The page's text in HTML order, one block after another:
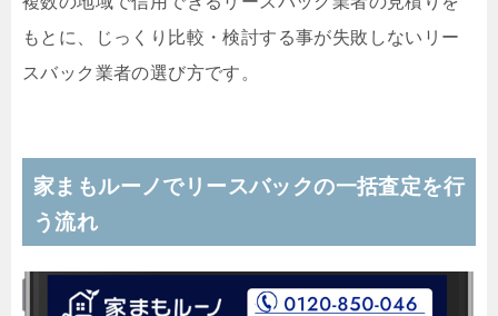
もとに、じっくり比較・検討する事が失敗しないリー
スバック業者の選び方です。
家まもルーノでリースバックの一括査定を行
う流れ